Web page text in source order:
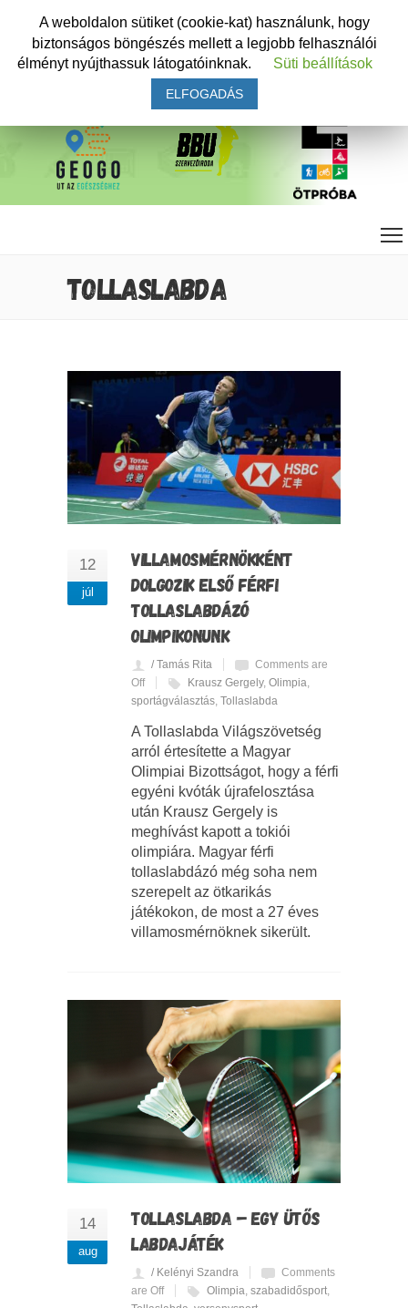
TOLLASLABDA
12
júl
VILLAMOSMÉRNÖKKÉNT
DOLGOZIK ELSŐ FÉRFI
TOLLASLABDÁZÓ
OLIMPIKONUNK
/ Tamás Rita
Comments are
Off
Krausz Gergely, Olimpia,
sportágválasztás, Tollaslabda
A Tollaslabda Világszövetség
arról értesítette a Magyar
Olimpiai Bizottságot, hogy a férfi
egyéni kvóták újrafelosztása
után Krausz Gergely is
meghívást kapott a tokiói
olimpiára. Magyar férfi
tollaslabdázó még soha nem
szerepelt az ötkarikás
játékokon, de most a 27 éves
villamosmérnöknek sikerült.
14
aug
TOLLASLABDA – EGY ÜTŐS
LABDAJÁTÉK
/ Kelényi Szandra
Comments
are Off
Olimpia, szabadidősport,
A weboldalon sütiket (cookie-kat) használunk, hogy
biztonságos böngészés mellett a legjobb felhasználói
élményt nyújthassuk látogatóinknak.
Süti beállítások
ELFOGADÁS